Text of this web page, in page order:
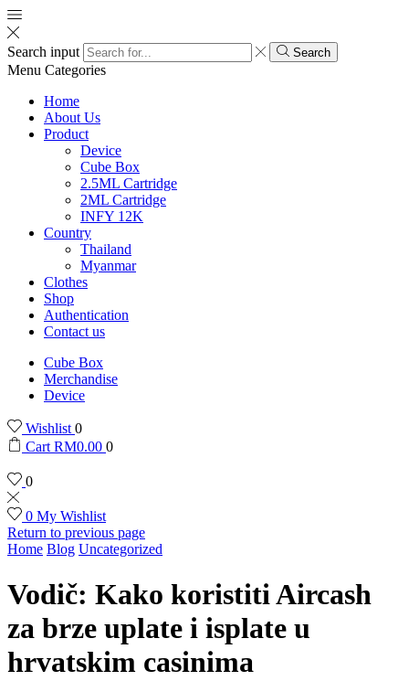
Search input Search
Menu Categories
Home
About Us
Product
Device
Cube Box
2.5ML Cartridge
2ML Cartridge
INFY 12K
Country
Thailand
Myanmar
Clothes
Shop
Authentication
Contact us
Cube Box
Merchandise
Device
Wishlist 0
Cart RM0.00 0
0
0 My Wishlist
Return to previous page
Home Blog Uncategorized
Vodič: Kako koristiti Aircash
za brze uplate i isplate u
hrvatskim casinima